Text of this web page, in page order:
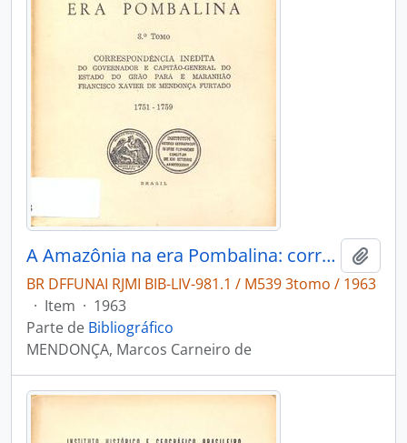
A Amazônia na era Pombalina: correspondência inédita do governador e capitão general do Estado do Grão Pará e Maranhão Francisco Xavier de Mendonça Furtado, 1751-1759.
BR DFFUNAI RJMI BIB-LIV-981.1 / M539 3tomo / 1963
· Item · 1963
Parte de Bibliográfico
MENDONÇA, Marcos Carneiro de